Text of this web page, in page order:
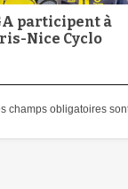
participent à
Nice Cyclo
champs obligatoires